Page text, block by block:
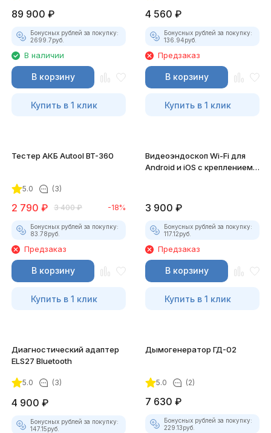
89 900 ₽
Бонусных рублей за покупку:
2699.7руб.
В наличии
В корзину
Купить в 1 клик
4 560 ₽
Бонусных рублей за покупку:
136.94руб.
Предзаказ
В корзину
Купить в 1 клик
Тестер АКБ Autool BT-360
5.0 (3)
2 790 ₽ 3 400 ₽ -18%
Бонусных рублей за покупку:
83.78руб.
Предзаказ
В корзину
Купить в 1 клик
Видеоэндоскоп Wi-Fi для
Android и iOS с креплением
3 900 ₽
Бонусных рублей за покупку:
117.12руб.
Предзаказ
В корзину
Купить в 1 клик
Диагностический адаптер
ELS27 Bluetooth
5.0 (3)
4 900 ₽
Бонусных рублей за покупку:
147.15руб.
Дымогенератор ГД-02
5.0 (2)
7 630 ₽
Бонусных рублей за покупку:
229.13руб.